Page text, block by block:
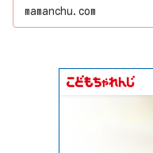
mamanchu.com